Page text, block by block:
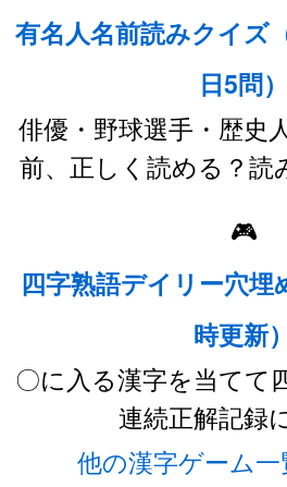
有名人名前読みクイズ
日5問）
俳優・野球選手・歴史
前、正しく読める？読
🎮
四字熟語デイリー穴埋
時更新）
〇に入る漢字を当てて
連続正解記録
他の漢字ゲーム